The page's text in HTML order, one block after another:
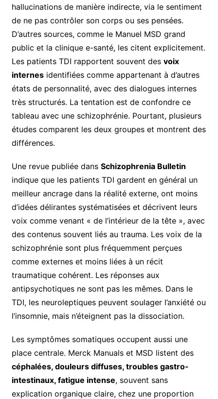
hallucinations de manière indirecte, via le sentiment
de ne pas contrôler son corps ou ses pensées.
D’autres sources, comme le Manuel MSD grand
public et la clinique e-santé, les citent explicitement.
Les patients TDI rapportent souvent des voix
internesidentifiées comme appartenant à d’autres
états de personnalité, avec des dialogues internes
très structurés. La tentation est de confondre ce
tableau avec une schizophrénie. Pourtant, plusieurs
études comparent les deux groupes et montrent des
différences.
Une revue publiée dans Schizophrenia Bulletin
indique que les patients TDI gardent en général un
meilleur ancrage dans la réalité externe, ont moins
d’idées délirantes systématisées et décrivent leurs
voix comme venant « de l’intérieur de la tête », avec
des contenus souvent liés au trauma. Les voix de la
schizophrénie sont plus fréquemment perçues
comme externes et moins liées à un récit
traumatique cohérent. Les réponses aux
antipsychotiques ne sont pas les mêmes. Dans le
TDI, les neuroleptiques peuvent soulager l’anxiété ou
l’insomnie, mais n’éteignent pas la dissociation.
Les symptômes somatiques occupent aussi une
place centrale. Merck Manuals et MSD listent des
céphalées, douleurs diffuses, troubles gastro-
intestinaux, fatigue intense, souvent sans
explication organique claire, chez une proportion